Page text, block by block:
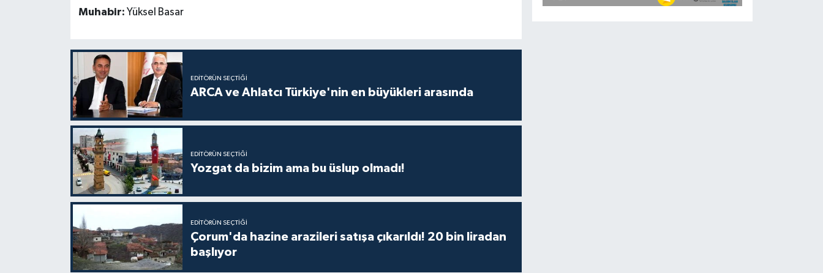
Muhabir: Yüksel Basar
EDITÖRÜN SEÇTIĞI
ARCA ve Ahlatcı Türkiye'nin en büyükleri arasında
EDITÖRÜN SEÇTIĞI
Yozgat da bizim ama bu üslup olmadı!
EDITÖRÜN SEÇTIĞI
Çorum'da hazine arazileri satışa çıkarıldı! 20 bin liradan
başlıyor